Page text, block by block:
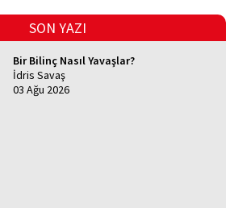
SON YAZI
Bir Bilinç Nasıl Yavaşlar?
İdris Savaş
03 Ağu 2026